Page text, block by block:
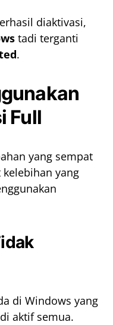
diaktivasi,
tadi terganti
.
Full
yang sempat
yang
di Windows yang
aktif semua.